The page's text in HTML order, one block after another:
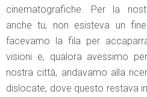
cinematografiche. Per la
anche tu, non esisteva un
facevamo la fila per
visioni e, qualora avessimo
nostra città, andavamo alla
dislocate, dove questo restava